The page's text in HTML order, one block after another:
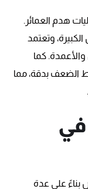
هدم العمائر.
وتعتمد
كما
الضعف بدقة، مما
في
بناءً على عدة